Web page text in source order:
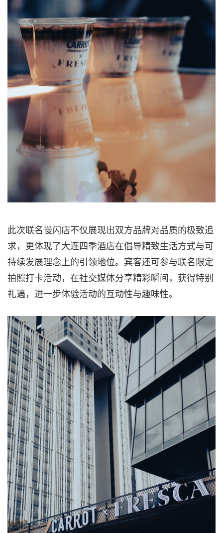
此次联名慢闪店不仅展现出双方品牌对品质的极致追
求，更体现了大连四季酒店在倡导精致生活方式与可
持续发展理念上的引领地位。宾客还可参与联名限定
拍照打卡活动，在社交媒体分享精彩瞬间，获得特别
礼遇，进一步体验活动的互动性与趣味性。